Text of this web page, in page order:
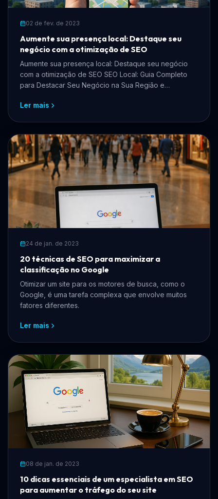
02 de fev. de 2023
Aumente sua presença local: Destaque seu
negócio com a otimização de SEO
Aumente sua presença local: Destaque seu negócio
com a otimização de SEO SEO Local: Guia Completo
para Destacar Seu Negócio na Sua Região e
Ler mais
24 de jan. de 2023
20 técnicas de SEO para maximizar a
classificação no Google
Otimizar um site para os motores de busca, como o
Google, é uma tarefa complexa que envolve muitos
fatores diferentes.
Ler mais
08 de jan. de 2023
10 dicas essenciais de um especialista em SEO
para aumentar o tráfego do seu site